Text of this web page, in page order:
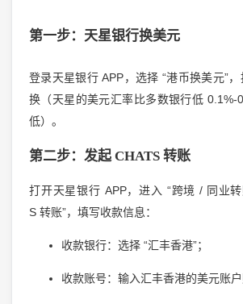
第一步：天星银行换美元
登录天星银行APP ，选择 “港币换美元”
换（天星的美元汇率比多数银行低 0.1%-
低）。
第二步：发起CHATS 转账
打开天星银行 APP，进入 “ 跨境 / 同业
S 转账”，填写收款信息：
收款银行：选择“汇丰香港”；
收款账号：输入汇丰香港的美元账户